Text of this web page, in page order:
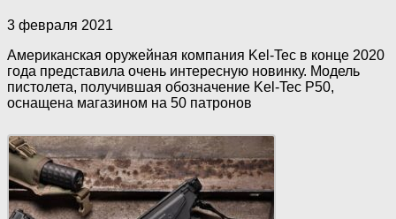
3 февраля 2021
Американская оружейная компания Kel-Tec в конце 2020
года представила очень интересную новинку. Модель
пистолета, получившая обозначение Kel-Tec P50,
оснащена магазином на 50 патронов